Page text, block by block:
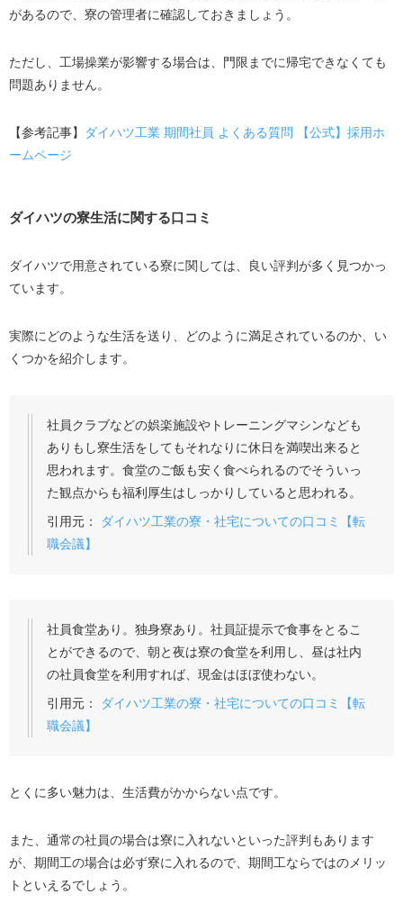
があるので、寮の管理者に確認しておきましょう。
ただし、工場操業が影響する場合は、門限までに帰宅できなくても
問題ありません。
【参考記事】
ダイハツ工業 期間社員 よくある質問 【公式】採用ホ
ームページ
ダイハツの寮生活に関する口コミ
ダイハツで用意されている寮に関しては、良い評判が多く見つかっ
ています。
実際にどのような生活を送り、どのように満足されているのか、い
くつかを紹介します。
社員クラブなどの娯楽施設やトレーニングマシンなども
ありもし寮生活をしてもそれなりに休日を満喫出来ると
思われます。食堂のご飯も安く食べられるのでそういっ
た観点からも福利厚生はしっかりしていると思われる。
引用元：
ダイハツ工業の寮・社宅についての口コミ【転
職会議】
社員食堂あり。独身寮あり。社員証提示で食事をとるこ
とができるので、朝と夜は寮の食堂を利用し、昼は社内
の社員食堂を利用すれば、現金はほぼ使わない。
引用元：
ダイハツ工業の寮・社宅についての口コミ【転
職会議】
とくに多い魅力は、生活費がかからない点です。
また、通常の社員の場合は寮に入れないといった評判もあります
が、期間工の場合は必ず寮に入れるので、期間工ならではのメリッ
トといえるでしょう。